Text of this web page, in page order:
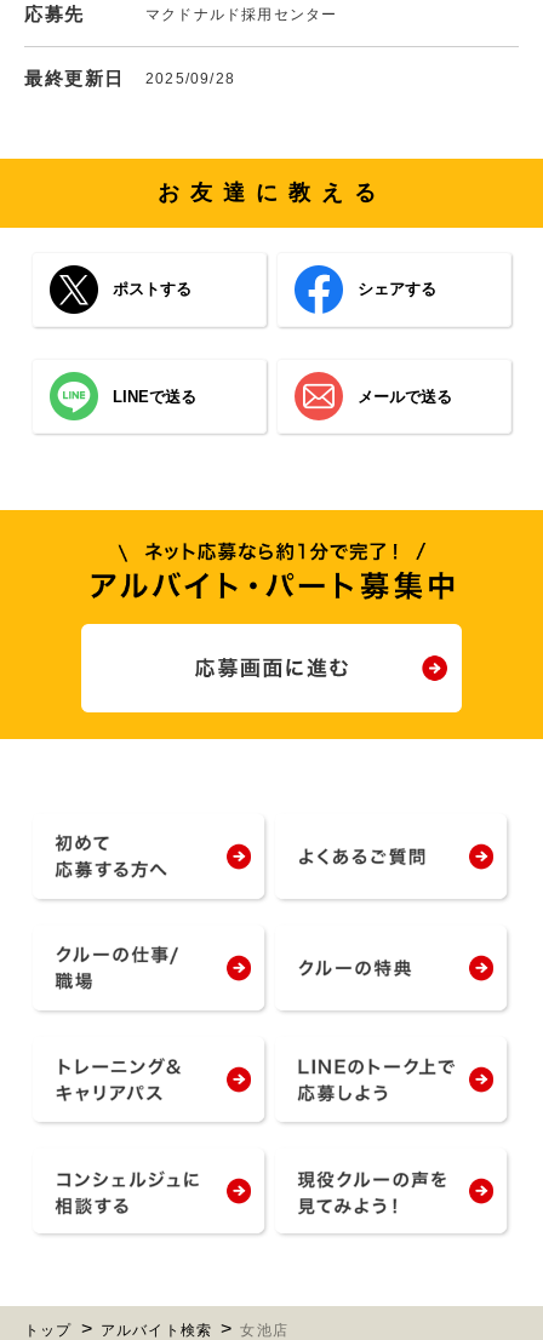
応募先 マクドナルド採用センター
最終更新日 2025/09/28
お友達に教える
ポストする シェアする
LINEで送る メールで送る
トップ アルバイト検索 女池店